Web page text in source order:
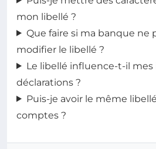
mon libellé ?
Que faire si ma banque ne
modifier le libellé ?
Le libellé influence-t-il
déclarations ?
Puis-je avoir le même
comptes ?